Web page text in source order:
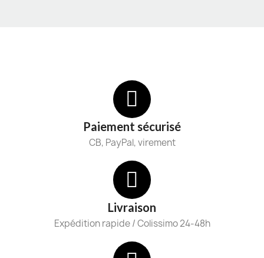
Paiement sécurisé
CB, PayPal, virement
Livraison
Expédition rapide / Colissimo 24-48h